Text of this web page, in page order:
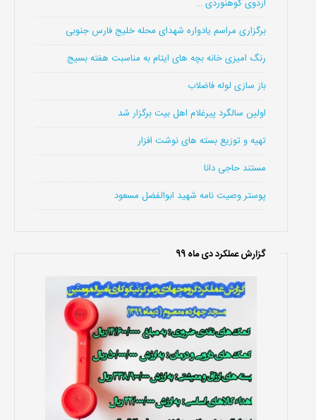
اردوی کوهنوردی …
برگزاری مراسم یادواره شهدای محله خلیج فارس جنوبی
رنگ امیزی خانه بچه های ایتام به مناسبت هفته بسیج
باز سازی لوله فاضلاب
اولین سالگرد پیرغلام اهل بیت برگزار شد
تهیه و توزیع بسته های نوشت افزار
مستند حاجی دانا
پوستر وصیت نامه شهید ابوالفضل مسعود
گزارش عملکرد دی ماه 99